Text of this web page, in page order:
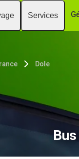
Services
Dole